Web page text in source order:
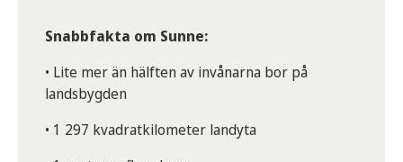
Snabbfakta om Sunne:
• Lite mer än hälften av invånarna bor på
landsbygden
• 1 297 kvadratkilometer landyta